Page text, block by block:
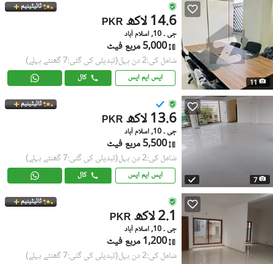
11
ٹائیٹینیم
PKR 14.6 لاکھ
جی ۔ 10, اسلام آباد
5,000 مربع فیٹ
شامل کی:2 دن پہل (تبدیلی کی گئی:7 گھنٹے پہلے)
ایس ایم ایس کال
7
ٹائیٹینیم
PKR 13.6 لاکھ
جی ۔ 10, اسلام آباد
5,500 مربع فیٹ
شامل کی:2 دن پہل (تبدیلی کی گئی:7 گھنٹے پہلے)
ایس ایم ایس کال
ٹائیٹینیم
PKR 2.1 لاکھ
جی ۔ 10, اسلام آباد
1,200 مربع فیٹ
شامل کی:2 دن پہل (تبدیلی کی گئی:7 گھنٹے پہلے)